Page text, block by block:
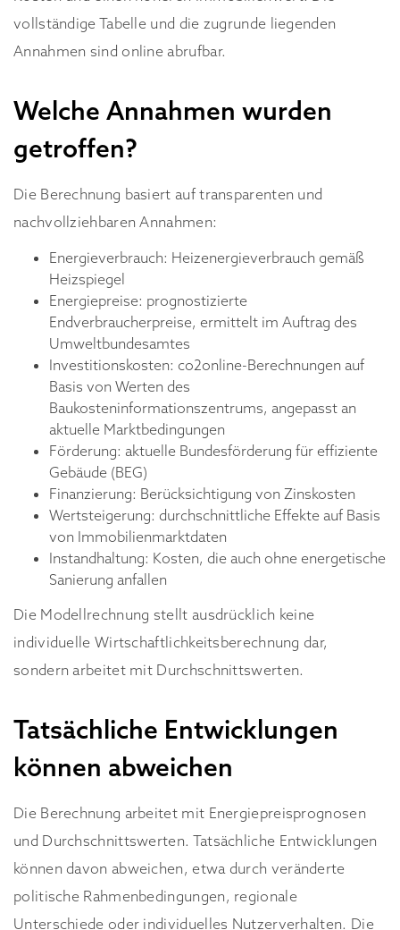
vollständige Tabelle und die zugrunde liegenden
Annahmen sind online abrufbar.
Welche Annahmen wurden
getroffen?
Die Berechnung basiert auf transparenten und
nachvollziehbaren Annahmen:
Energieverbrauch: Heizenergieverbrauch gemäß
Heizspiegel
Energiepreise: prognostizierte
Endverbraucherpreise, ermittelt im Auftrag des
Umweltbundesamtes
Investitionskosten: co2online-Berechnungen auf
Basis von Werten des
Baukosteninformationszentrums, angepasst an
aktuelle Marktbedingungen
Förderung: aktuelle Bundesförderung für effiziente
Gebäude (BEG)
Finanzierung: Berücksichtigung von Zinskosten
Wertsteigerung: durchschnittliche Effekte auf Basis
von Immobilienmarktdaten
Instandhaltung: Kosten, die auch ohne energetische
Sanierung anfallen
Die Modellrechnung stellt ausdrücklich keine
individuelle Wirtschaftlichkeitsberechnung dar,
sondern arbeitet mit Durchschnittswerten.
Tatsächliche Entwicklungen
können abweichen
Die Berechnung arbeitet mit Energiepreisprognosen
und Durchschnittswerten. Tatsächliche Entwicklungen
können davon abweichen, etwa durch veränderte
politische Rahmenbedingungen, regionale
Unterschiede oder individuelles Nutzerverhalten. Die